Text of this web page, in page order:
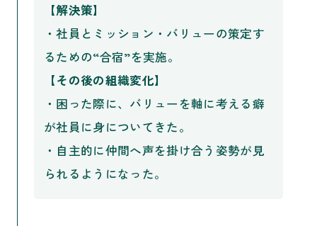
【解決策】
・社員とミッション・バリューの策定す
るための“合宿”を実施。
【その後の組織変化】
・困った際に、バリューを軸に考える癖
が社員に身についてきた。
・自主的に仲間へ声を掛け合う姿勢が見
られるようになった。